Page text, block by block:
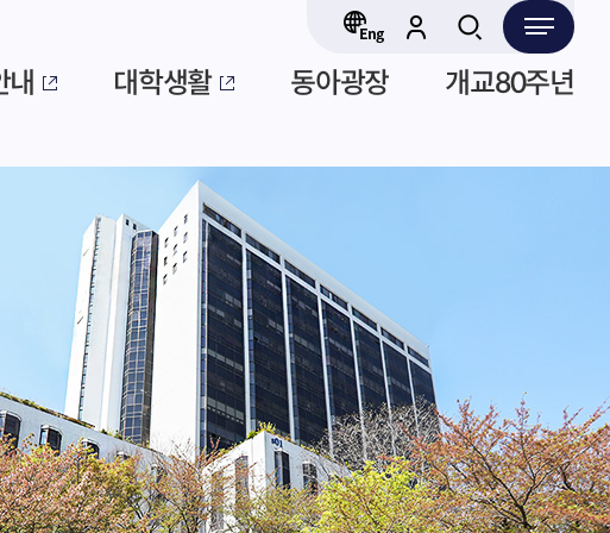
내 대학생활 동아광장 개교80주년